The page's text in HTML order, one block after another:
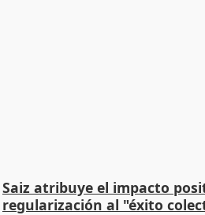
Saiz atribuye el impacto
regularización al "éxito